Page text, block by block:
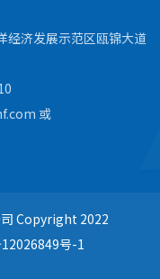
经济发展示范区瓯锦大道
或
Copyright 2022
号-1